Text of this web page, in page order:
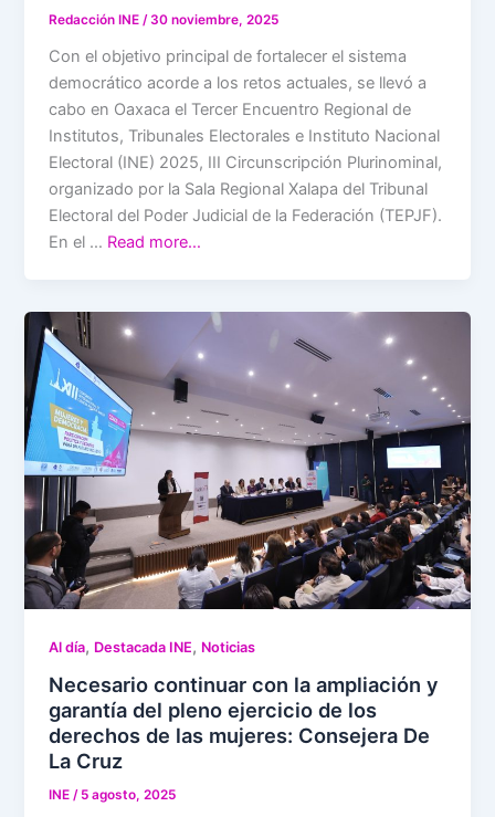
Redacción INE/30 noviembre, 2025
Con el objetivo principal de fortalecer el sistema
democrático acorde a los retos actuales, se llevó a
cabo en Oaxaca el Tercer Encuentro Regional de
Institutos, Tribunales Electorales e Instituto Nacional
Electoral (INE) 2025, III Circunscripción Plurinominal,
organizado por la Sala Regional Xalapa del Tribunal
Electoral del Poder Judicial de la Federación (TEPJF).
En el … Read more…
Al día, Destacada INE, Noticias
Necesario continuar con la ampliación y
garantía del pleno ejercicio de los
derechos de las mujeres: Consejera De
La Cruz
INE/ 5 agosto, 2025